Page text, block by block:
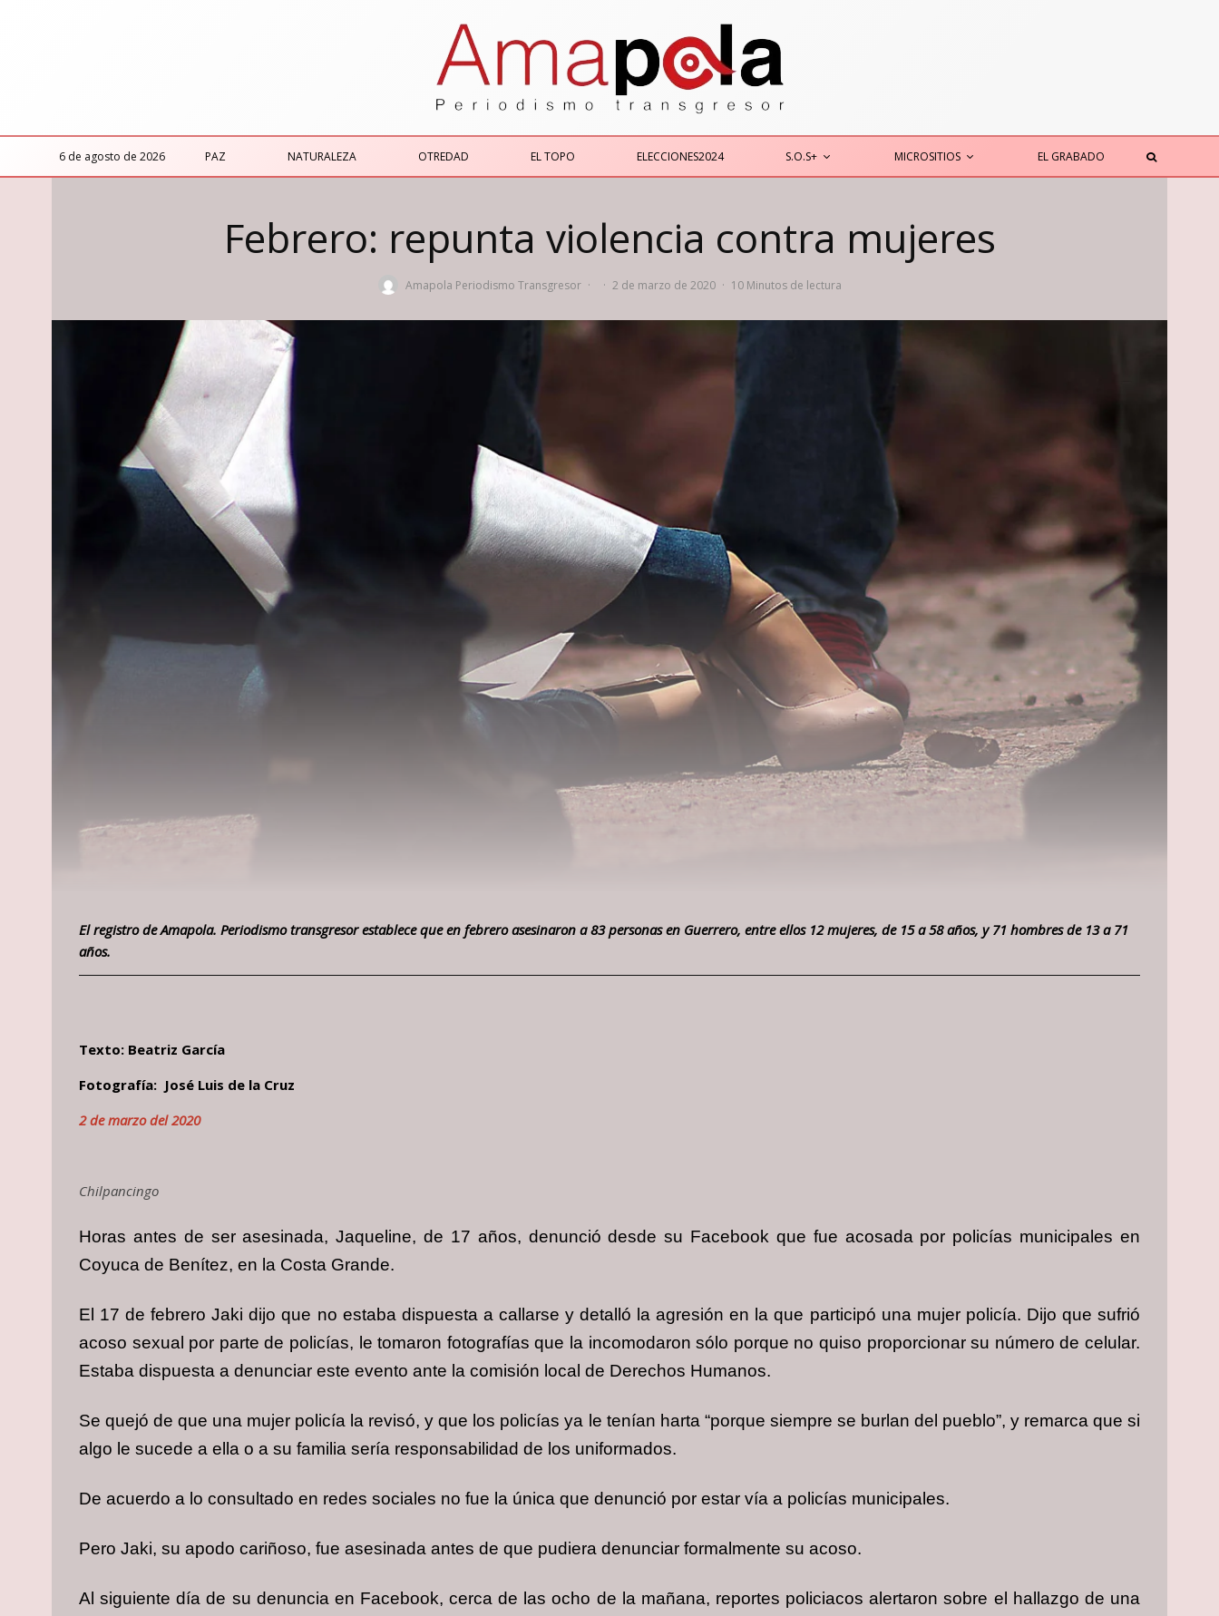
6 de agosto de 2026 PAZ NATURALEZA OTREDAD EL TOPO ELECCIONES2024 S.O.S+ MICROSITIOS EL GRABADO
Febrero: repunta violencia contra mujeres
Amapola Periodismo Transgresor · · 2 de marzo de 2020 · 10 Minutos de lectura
El registro de Amapola. Periodismo transgresorestablece que en febrero asesinaron a 83 personas en Guerrero, entre ellos 12 mujeres, de 15 a 58 años, y 71 hombres de 13 a 71
años.
Texto: Beatriz García
Fotografía: José Luis de la Cruz
2 de marzo del 2020
Chilpancingo
Horas antes de ser asesinada, Jaqueline, de 17 años, denunció desde su Facebook que fue acosada por policías municipales en
Coyuca de Benítez, en la Costa Grande.
El 17 de febrero Jaki dijo que no estaba dispuesta a callarse y detalló la agresión en la que participó una mujer policía. Dijo que sufrió
acoso sexual por parte de policías, le tomaron fotografías que la incomodaron sólo porque no quiso proporcionar su número de celular.
Estaba dispuesta a denunciar este evento ante la comisión local de Derechos Humanos.
Se quejó de que una mujer policía la revisó, y que los policías ya le tenían harta “porque siempre se burlan del pueblo”, y remarca que si
algo le sucede a ella o a su familia sería responsabilidad de los uniformados.
De acuerdo a lo consultado en redes sociales no fue la única que denunció por estar vía a policías municipales.
Pero Jaki, su apodo cariñoso, fue asesinada antes de que pudiera denunciar formalmente su acoso.
Al siguiente día de su denuncia en Facebook, cerca de las ocho de la mañana, reportes policiacos alertaron sobre el hallazgo de una